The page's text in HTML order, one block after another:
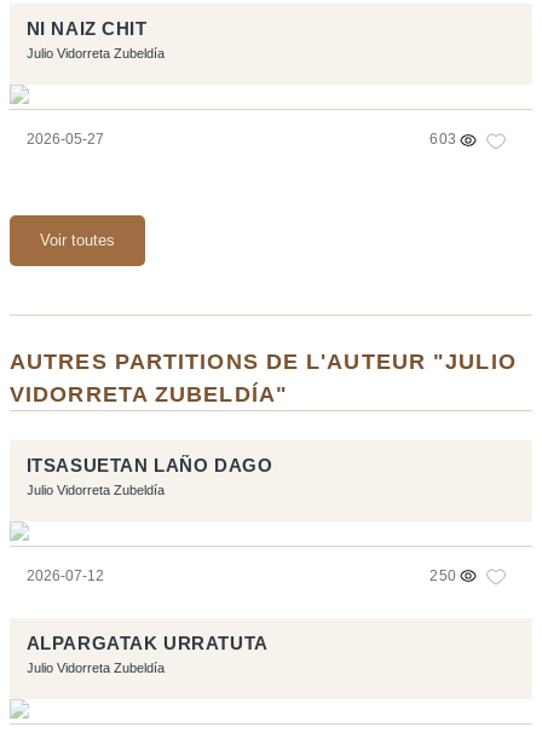
NI NAIZ CHIT
Julio Vidorreta Zubeldía
2026-05-27 603
Voir toutes
AUTRES PARTITIONS DE L'AUTEUR "JULIO
VIDORRETA ZUBELDÍA"
ITSASUETAN LAÑO DAGO
Julio Vidorreta Zubeldía
2026-07-12 250
ALPARGATAK URRATUTA
Julio Vidorreta Zubeldía